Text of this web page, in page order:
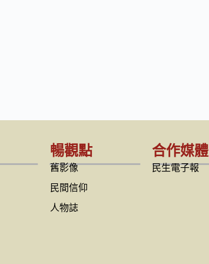
暢觀點
舊影像
民間信仰
人物誌
合作媒體
民生電子報